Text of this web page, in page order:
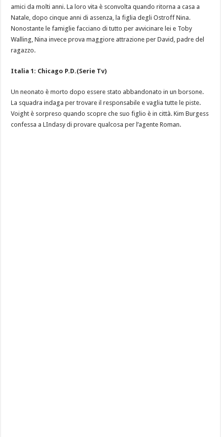
amici da molti anni. La loro vita è sconvolta quando ritorna a casa a
Natale, dopo cinque anni di assenza, la figlia degli Ostroff Nina.
Nonostante le famiglie facciano di tutto per avvicinare lei e Toby
Walling, Nina invece prova maggiore attrazione per David, padre del
ragazzo.
Italia 1: Chicago P.D.(Serie Tv)
Un neonato è morto dopo essere stato abbandonato in un borsone.
La squadra indaga per trovare il responsabile e vaglia tutte le piste.
Voight è sorpreso quando scopre che suo figlio è in città. Kim Burgess
confessa a LIndasy di provare qualcosa per l’agente Roman.